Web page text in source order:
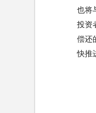
也将
投资
偿还
快推